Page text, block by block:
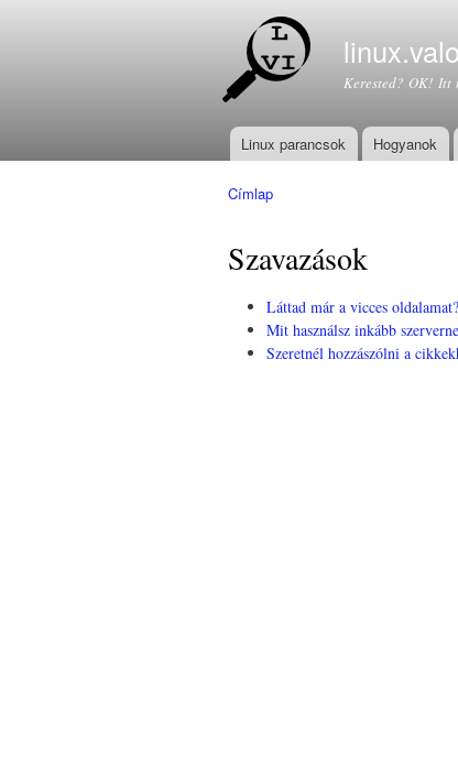
Kerested? OK! Itt
Főmenü
Linux parancsok Hogyanok
Címlap
Szavazások
Láttad már a vicces
Mit használsz inkább
Szeretnél hozzászólni a